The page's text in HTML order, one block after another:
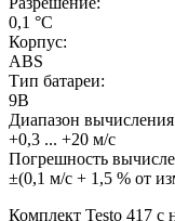
0,1 °C
Корпус:
ABS
Тип батареи:
9В
Диапазон
+0,3 ... +20 м/с
Погрешность
±(0,1 м/с + 1,5 % от
Комплект Testo 417 с